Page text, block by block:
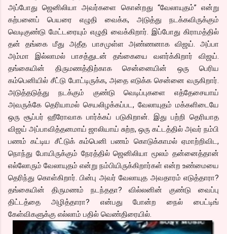
அப்போது ஜெனிலியா அவர்களை கொன்றது “வேலாயுதம்” என்று
கற்பனைப் பெயரை எழுதி வைக்க, அடுத்து நடக்கவிருக்கும்
வெடிகுண்டு மேட்டரையும் எழுதி வைக்கிறார். இப்போது கிராமத்தில்
தன் தங்கை மீது அதீத பாசமுள்ள அண்ணனாக விஜய். அப்பா
அம்மா இல்லாமல் பாசத்துடன் தங்கையை வளர்க்கிறார் விஜய்.
தங்கையின் திருமணத்திற்காக சென்னையின் ஒரு பெரிய
கம்பெனியில் சீட்டு போட்டிருக்க, அதை எடுக்க சென்னை வருகிறார்.
அடுத்தடுத்து நடக்கும் குண்டு வெடிப்புகளை எத்தேசையாய்
அவருக்கே தெரியாமல் செயலிழக்கப்பட, வேலாயுதம் மக்களிடையே
ஒரு சூப்பர் ஹீரோவாக பார்க்கப் படுகிறான். இது பற்றி தெரியாத
விஜய் அப்பாவித்தனமாய் ஜாலியாய் சுற்ற, ஒரு கட்டத்தில் அவர் நம்பி
பணம் கட்டிய சீட்டுக் கம்பெனி பணம் கொடுக்காமல் ஏமாற்றிவிட,
நொந்து போயிருக்கும் நேரத்தில் ஜெனிலியா மூலம் தன்னைத்தான்
எல்லோரும் வேலாயுதம் என்று நம்பியிருக்கிறார்கள் என்ற உண்மையை
தெரிந்து கொள்கிறார். பின்பு அவர் வேலாயுத அவதாரம் எடுத்தாரா?
தங்கையின் திருமணம் நடந்ததா? வில்லனின் குண்டு வைப்பு
திட்டத்தை அழித்தாரா? என்பது போன்ற நைல் பைட்டிங்
கேள்விகளுக்கு எல்லாம் பதில் வெண்திரையில்.